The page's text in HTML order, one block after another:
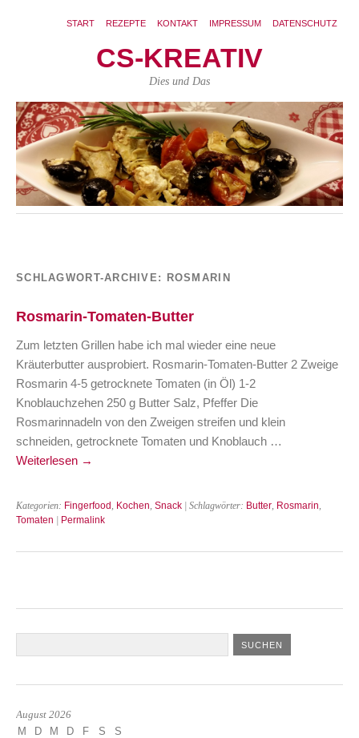
START REZEPTE KONTAKT IMPRESSUM DATENSCHUTZ
CS-KREATIV
Dies und Das
SCHLAGWORT-ARCHIVE: ROSMARIN
Rosmarin-Tomaten-Butter
Zum letzten Grillen habe ich mal wieder eine neue
Kräuterbutter ausprobiert. Rosmarin-Tomaten-Butter 2 Zweige
Rosmarin 4-5 getrocknete Tomaten (in Öl) 1-2
Knoblauchzehen 250 g Butter Salz, Pfeffer Die
Rosmarinnadeln von den Zweigen streifen und klein
schneiden, getrocknete Tomaten und Knoblauch …
Weiterlesen →
Kategorien: Fingerfood Kochen Snack | Schlagwörter: Butter Rosmarin
Tomaten | Permalink
August 2026
M D M D F S
S